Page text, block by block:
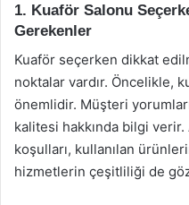
1. Kuaför Salonu
Gerekenler
Kuaför seçerken dikkat
noktalar vardır. Öncelikle,
önemlidir. Müşteri
kalitesi hakkında bilgi
koşulları, kullanılan
hizmetlerin çeşitliliği de